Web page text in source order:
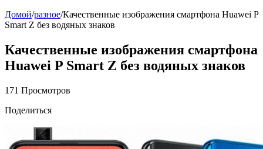
Домой/разное/Качественные изображения смартфона Huawei P
Smart Z без водяных знаков
Качественные изображения смартфона
Huawei P Smart Z без водяных знаков
171 Просмотров
Поделиться